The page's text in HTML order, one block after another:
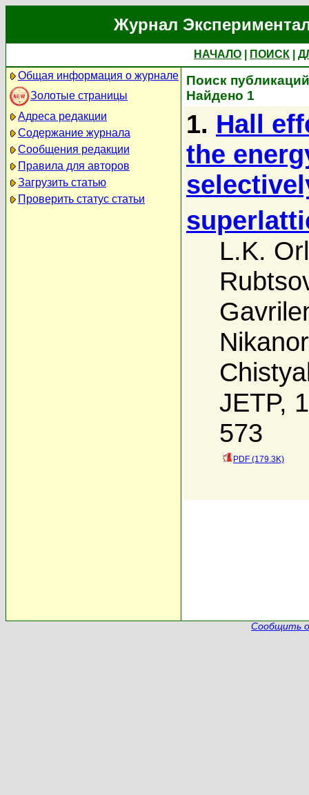
Журнал
НАЧАЛО ПОИСК
Общая информация о журнале
Золотые страницы
Адреса редакции
Содержание журнала
Сообщения редакции
Правила для авторов
Загрузить статью
Проверить статус статьи
Поиск
Найдено 1
1. Hall
the
L.K.
JETP,
573
PDF (179.3K)
Сообщить о